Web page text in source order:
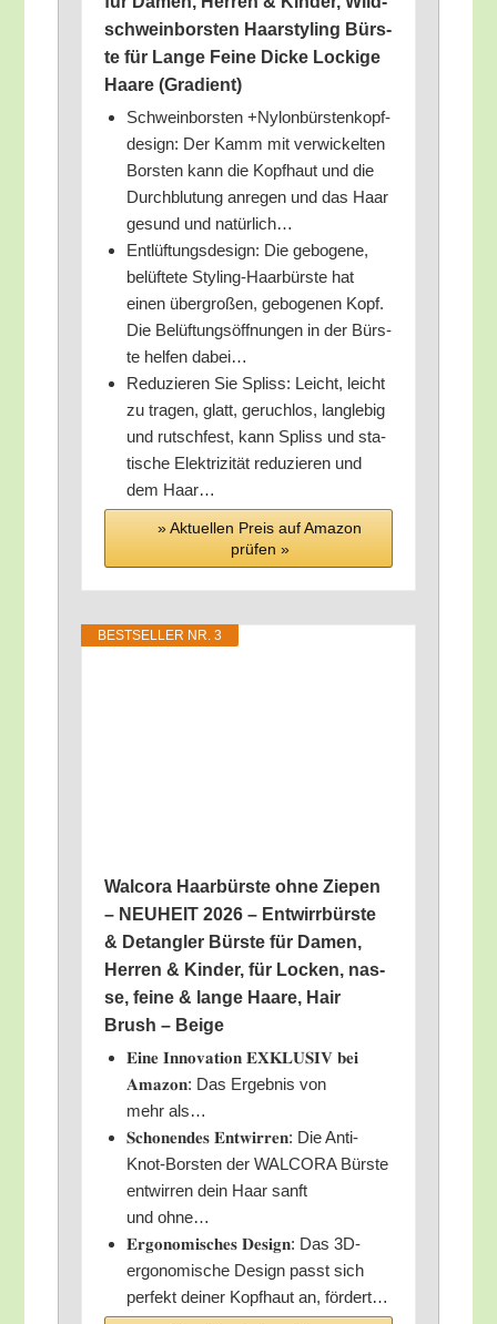
schwein­bors­ten Haar­sty­ling Bürs­
te für Lan­ge Fei­ne Dicke Locki­ge
Haa­re (Gra­di­ent)
Schwein­bors­ten +Nylon­bürs­ten­kopf­
de­sign: Der Kamm mit ver­wi­ckel­ten
Bors­ten kann die Kopf­haut und die
Durch­blu­tung anre­gen und das Haar
gesund und natürlich…
Ent­lüf­tungs­de­sign: Die gebo­ge­ne,
belüf­te­te Sty­ling-Haar­bürs­te hat
einen über­gro­ßen, gebo­ge­nen Kopf.
Die Belüf­tungs­öff­nun­gen in der Bürs­
te hel­fen dabei…
Redu­zie­ren Sie Spliss: Leicht, leicht
zu tra­gen, glatt, geruch­los, lang­le­big
und rutsch­fest, kann Spliss und sta­
ti­sche Elek­tri­zi­tät redu­zie­ren und
dem Haar…
» Aktu­el­len Preis auf Ama­zon
prü­fen »
BEST­SEL­LER NR. 3
Wal­co­ra Haar­bürs­te ohne Zie­pen
– NEUHEIT 2026 – Ent­wirr­bürs­te
& Detang­ler Bürs­te für Damen,
Her­ren & Kin­der, für Locken, nas­
se, fei­ne & lan­ge Haa­re, Hair
Brush – Beige
𝐄𝐢𝐧𝐞 𝐈𝐧𝐧𝐨𝐯𝐚𝐭𝐢𝐨𝐧 𝐄𝐗𝐊𝐋𝐔𝐒𝐈𝐕 𝐛𝐞𝐢
𝐀𝐦𝐚𝐳𝐨𝐧: Das Ergeb­nis von
mehr als…
𝐒𝐜𝐡𝐨𝐧𝐞𝐧𝐝𝐞𝐬 𝐄𝐧𝐭𝐰𝐢𝐫𝐫𝐞𝐧: Die Anti-
Knot-Bors­ten der WALCORA Bürs­te
ent­wir­ren dein Haar sanft
und ohne…
𝐄𝐫𝐠𝐨𝐧𝐨𝐦𝐢𝐬𝐜𝐡𝐞𝐬 𝐃𝐞𝐬𝐢𝐠𝐧: Das 3D-
ergo­­no­­mi­sche Design passt sich
per­fekt dei­ner Kopf­haut an, fördert…